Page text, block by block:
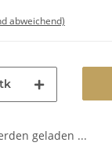
abweichend)
geladen ...